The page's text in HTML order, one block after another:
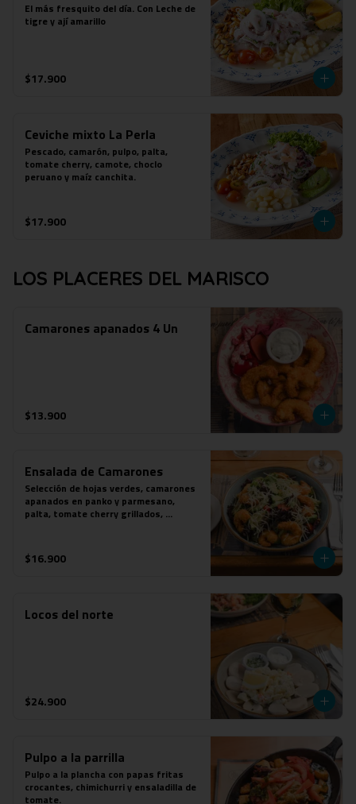
El más fresquito del día. Con Leche de
tigre y ají amarillo
$17.900
Ceviche mixto La Perla
Pescado, camarón, pulpo, palta,
tomate cherry, camote, choclo
peruano y maíz canchita.
$17.900
LOS PLACERES DEL MARISCO
Camarones apanados 4 Un
$13.900
Ensalada de Camarones
Selección de hojas verdes, camarones
apanados en panko y parmesano,
palta, tomate cherry grillados,
$16.900
Locos del norte
$24.900
Pulpo a la parrilla
Pulpo a la plancha con papas fritas
crocantes, chimichurri y ensaladilla de
tomate.